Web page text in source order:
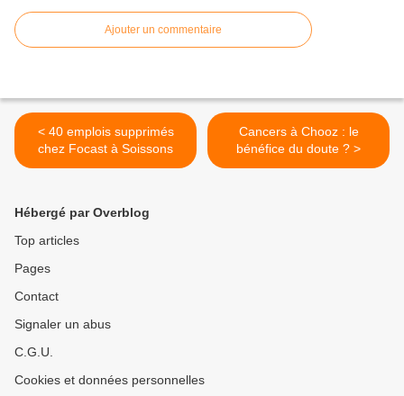
Ajouter un commentaire
< 40 emplois supprimés
chez Focast à Soissons
Cancers à Chooz : le
bénéfice du doute ? >
Hébergé par Overblog
Top articles
Pages
Contact
Signaler un abus
C.G.U.
Cookies et données personnelles